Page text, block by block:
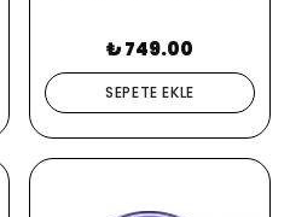
₺ 749.00
SEPETE EKLE